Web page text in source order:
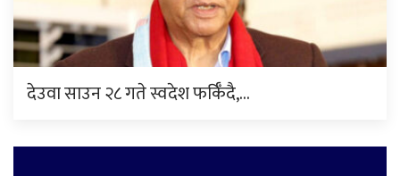
देउवा साउन २८ गते स्वदेश फर्किँदै,…